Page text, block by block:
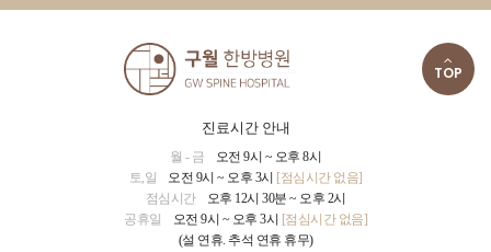
TOP
진료시간 안내
월 - 금
오전 9시 ~ 오후 8시
토,일
오전 9시 ~ 오후 3시 [점심시간 없음]
점심시간
오후 12시 30분 ~ 오후 2시
공휴일
오전 9시 ~ 오후 3시 [점심시간 없음]
(설 연휴. 추석 연휴 휴무)